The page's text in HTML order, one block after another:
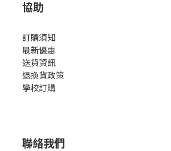
協助
訂購須知
最新優惠
送貨資訊
退換貨政策
學校訂購
聯絡我們